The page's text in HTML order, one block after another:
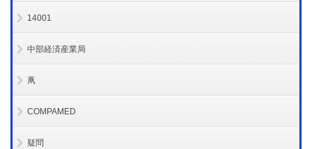
14001
中部経済産業局
凧
COMPAMED
疑問